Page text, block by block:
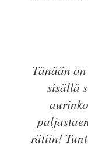
Tänään
sisällä
rätiin!